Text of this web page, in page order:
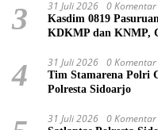
3 31 Juli 2026 0 Komentar
Kasdim 0819
KDKMP dan KNMP,
4 31 Juli 2026 0 Komentar
Tim Stamarena Polri
Polresta Sidoarjo
31 Juli 2026 0 Komentar